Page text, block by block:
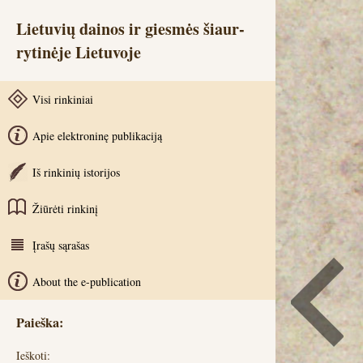
Lietuvių dainos ir giesmės šiaur-
rytinėje Lietuvoje
Visi rinkiniai
Apie elektroninę publikaciją
Iš rinkinių istorijos
Žiūrėti rinkinį
Įrašų sąrašas
About the e-publication
Paieška:
Ieškoti: